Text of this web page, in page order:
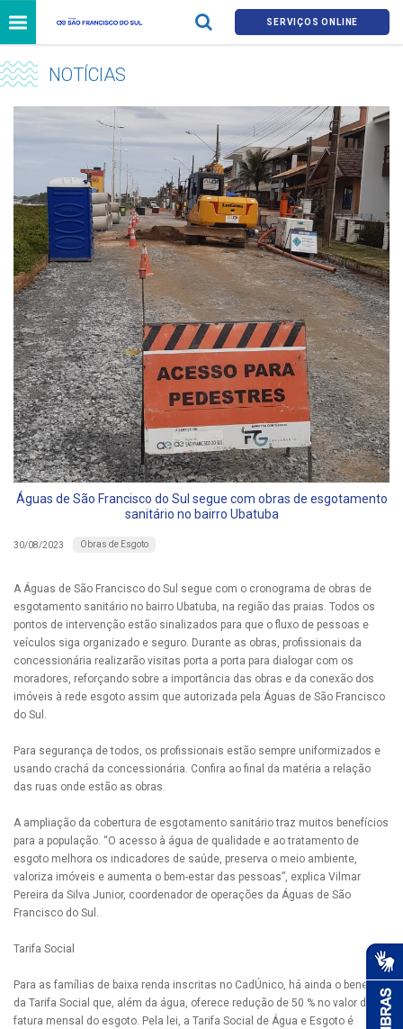
SERVIÇOS ONLINE
NOTÍCIAS
Águas de São Francisco do Sul segue com obras de esgotamento
sanitário no bairro Ubatuba
30/08/2023 Obras de Esgoto
A Águas de São Francisco do Sul segue com o cronograma de obras de
esgotamento sanitário no bairro Ubatuba, na região das praias. Todos os
pontos de intervenção estão sinalizados para que o fluxo de pessoas e
veículos siga organizado e seguro. Durante as obras, profissionais da
concessionária realizarão visitas porta a porta para dialogar com os
moradores, reforçando sobre a importância das obras e da conexão dos
imóveis à rede esgoto assim que autorizada pela Águas de São Francisco
do Sul.
Para segurança de todos, os profissionais estão sempre uniformizados e
usando crachá da concessionária. Confira ao final da matéria a relação
das ruas onde estão as obras.
A ampliação da cobertura de esgotamento sanitário traz muitos benefícios
para a população. “O acesso à água de qualidade e ao tratamento de
esgoto melhora os indicadores de saúde, preserva o meio ambiente,
valoriza imóveis e aumenta o bem-estar das pessoas”, explica Vilmar
Pereira da Silva Junior, coordenador de operações da Águas de São
Francisco do Sul.
Tarifa Social
Para as famílias de baixa renda inscritas no CadÚnico, há ainda o benefício
da Tarifa Social que, além da água, oferece redução de 50 % no valor da
fatura mensal do esgoto. Pela lei, a Tarifa Social de Água e Esgoto é